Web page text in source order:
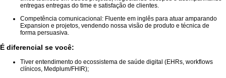
entregas entregas do time e satisfação de clientes.
Competência comunicacional: Fluente em inglês para atuar amparando
Expansion e projetos, vendendo nossa visão de produto e técnica de
forma persuasiva.
É diferencial se você:
Tiver entendimento do ecossistema de saúde digital (EHRs, workflows
clínicos, Medplum/FHIR);